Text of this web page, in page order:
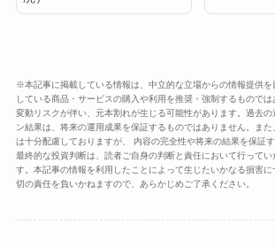
※本記事に掲載している情報は、中立的な立場からの情報提供
している商品・サービスの購入や利用を推奨・強制するもので
変動リスクが伴い、元本割れが生じる可能性があります。過去の
ン結果は、将来の運用成果を保証するものではありません。ま
は十分配慮しておりますが、 内容の完全性や将来の結果を保証す
最終的な投資判断は、読者ご自身の判断と責任において行ってい
す。本記事の情報を利用したことによって生じたいかなる損害
切の責任を負いかねますので、あらかじめご了承ください。